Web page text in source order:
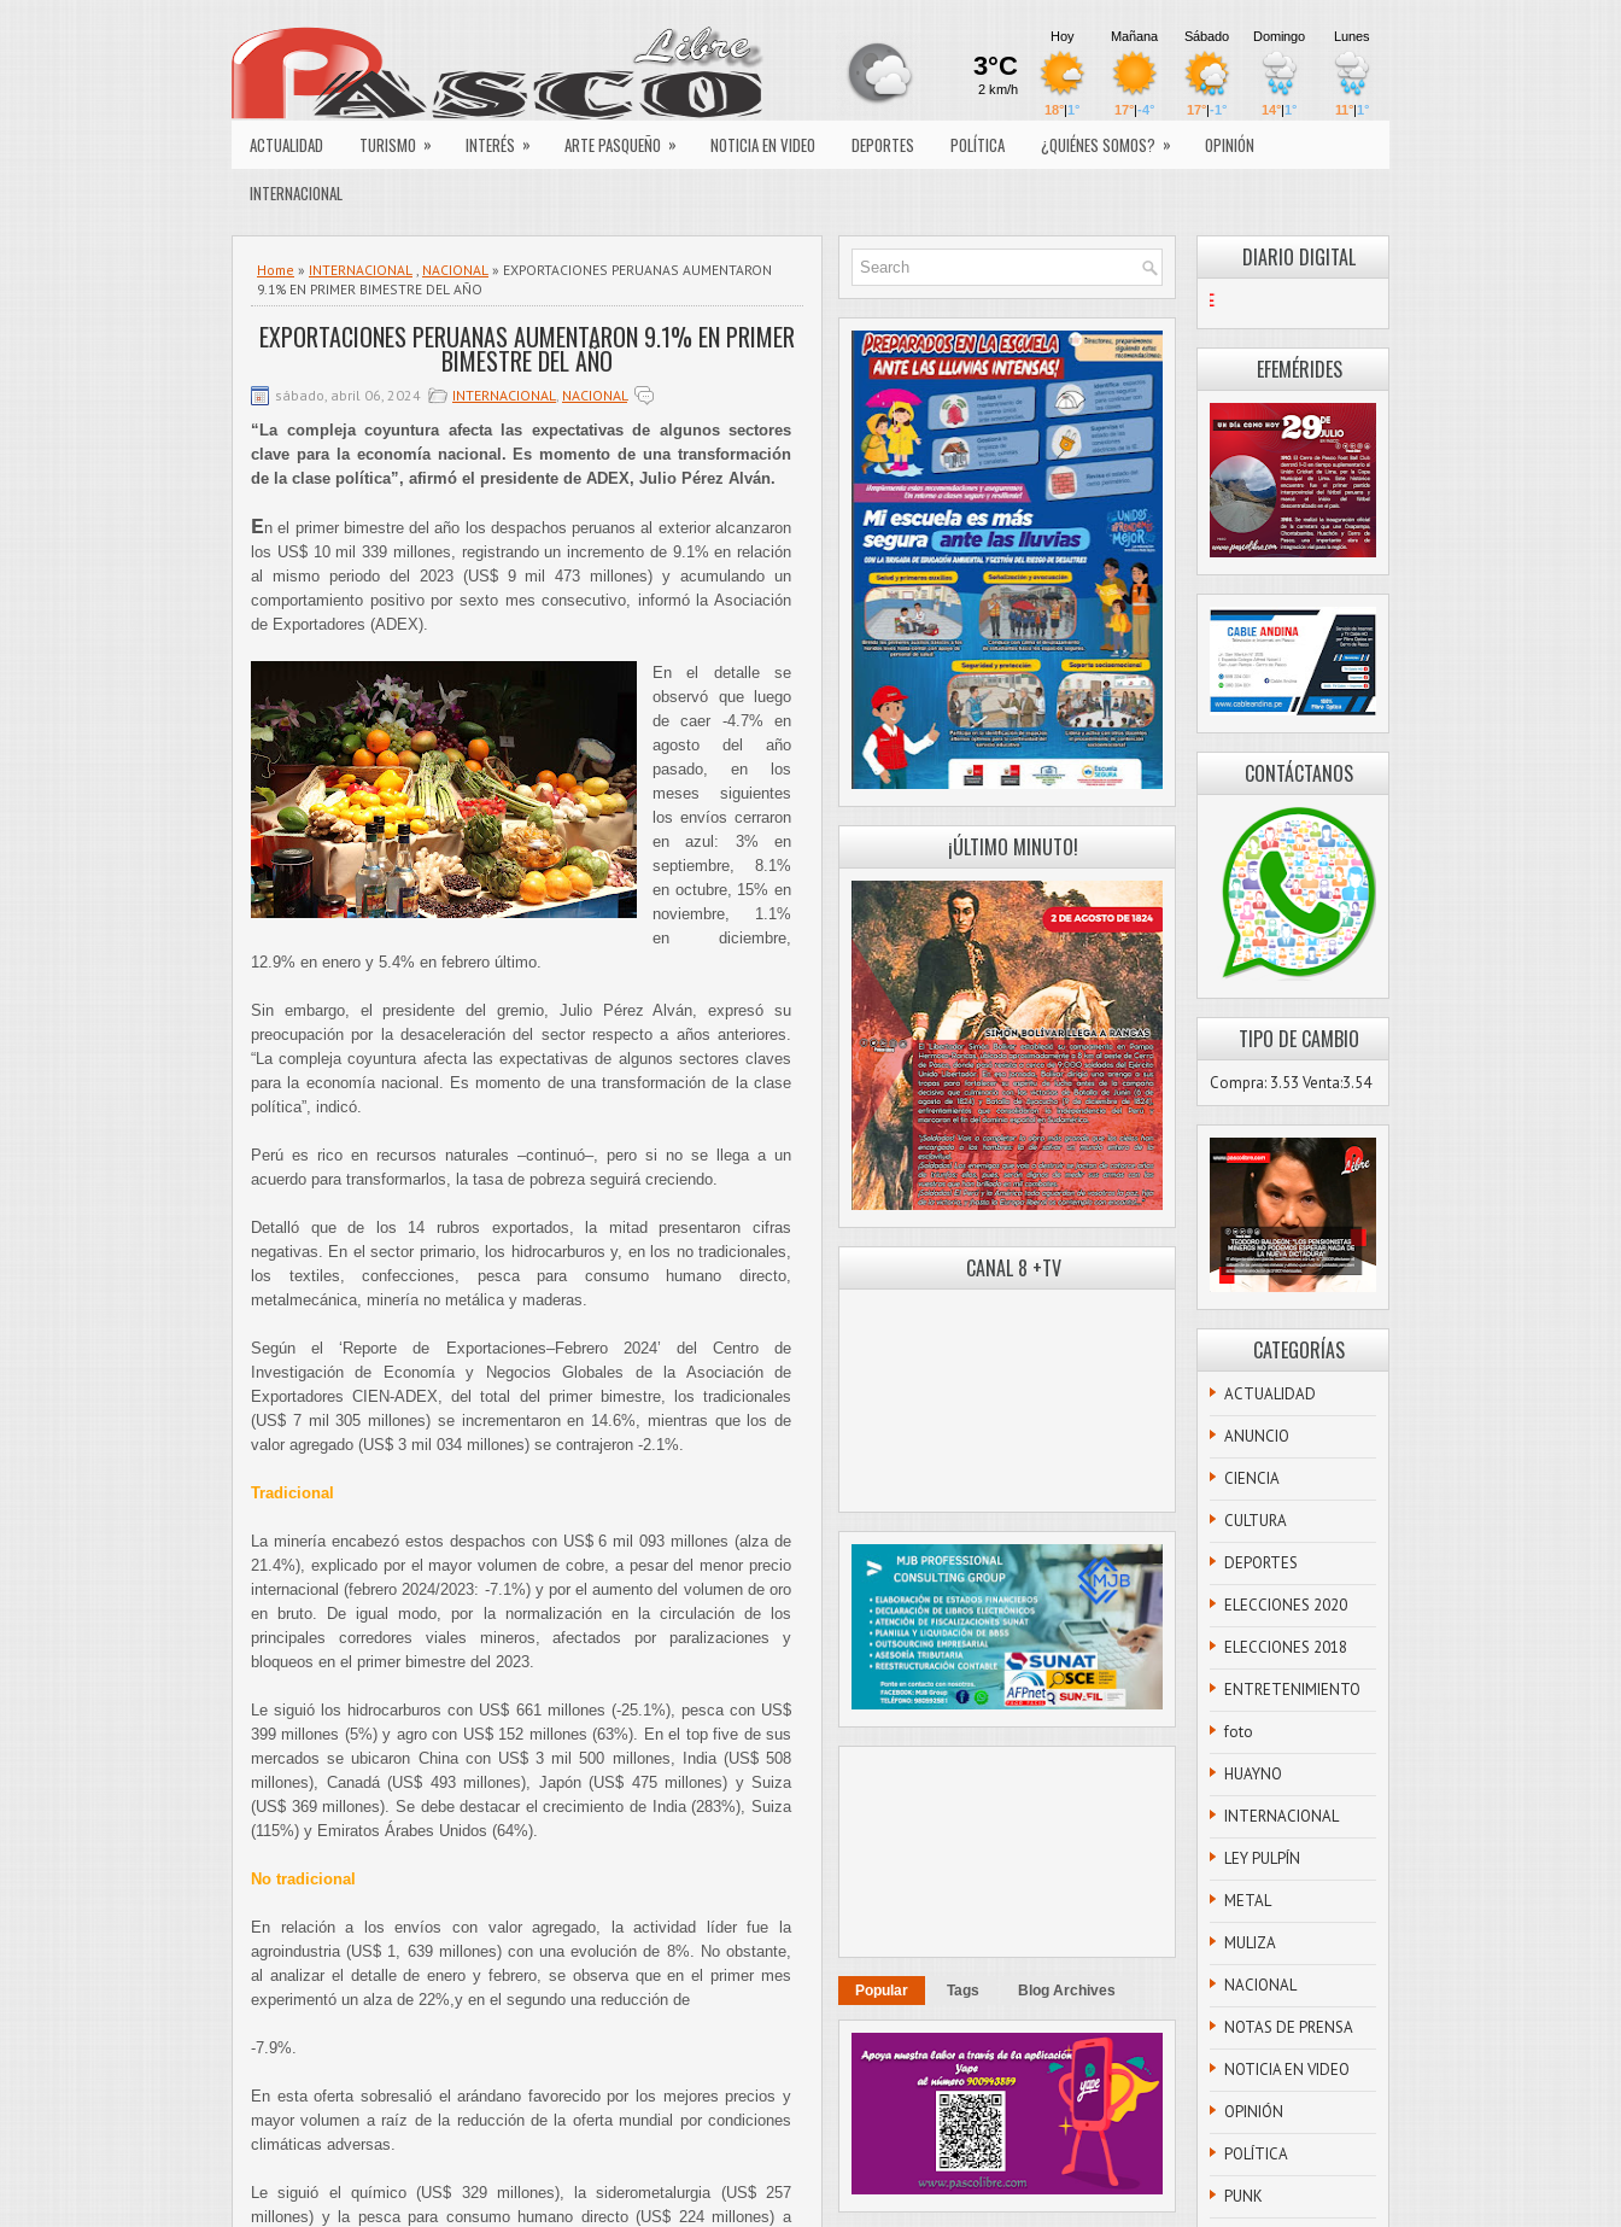
ACTUALIDAD TURISMO » INTERÉS » ARTE PASQUEÑO » NOTICIA EN VIDEO DEPORTES POLÍTICA ¿QUIÉNES SOMOS? »
OPINIÓN
INTERNACIONAL
Home » INTERNACIONAL , NACIONAL » EXPORTACIONES PERUANAS AUMENTARON
9.1% EN PRIMER BIMESTRE DEL AÑO
EXPORTACIONES PERUANAS AUMENTARON 9.1% EN PRIMER
BIMESTRE DEL AÑO
sábado, abril 06, 2024 INTERNACIONAL, NACIONAL
“La compleja coyuntura afecta las expectativas de algunos sectores
clave para la economía nacional. Es momento de una transformación
de la clase política”, afirmó el presidente de ADEX, Julio Pérez Alván.
En el primer bimestre del año los despachos peruanos al exterior alcanzaron
los US$ 10 mil 339 millones, registrando un incremento de 9.1% en relación
al mismo periodo del 2023 (US$ 9 mil 473 millones) y acumulando un
comportamiento positivo por sexto mes consecutivo, informó la Asociación
de Exportadores (ADEX).
En el detalle se
observó que luego
de caer -4.7% en
agosto del año
pasado, en los
meses siguientes
los envíos cerraron
en azul: 3% en
septiembre, 8.1%
en octubre, 15% en
noviembre, 1.1%
en diciembre,
12.9% en enero y 5.4% en febrero último.
Sin embargo, el presidente del gremio, Julio Pérez Alván, expresó su
preocupación por la desaceleración del sector respecto a años anteriores.
“La compleja coyuntura afecta las expectativas de algunos sectores claves
para la economía nacional. Es momento de una transformación de la clase
política”, indicó.
Perú es rico en recursos naturales –continuó–, pero si no se llega a un
acuerdo para transformarlos, la tasa de pobreza seguirá creciendo.
Detalló que de los 14 rubros exportados, la mitad presentaron cifras
negativas. En el sector primario, los hidrocarburos y, en los no tradicionales,
los textiles, confecciones, pesca para consumo humano directo,
metalmecánica, minería no metálica y maderas.
Según el ‘Reporte de Exportaciones–Febrero 2024’ del Centro de
Investigación de Economía y Negocios Globales de la Asociación de
Exportadores CIEN-ADEX, del total del primer bimestre, los tradicionales
(US$ 7 mil 305 millones) se incrementaron en 14.6%, mientras que los de
valor agregado (US$ 3 mil 034 millones) se contrajeron -2.1%.
Tradicional
La minería encabezó estos despachos con US$ 6 mil 093 millones (alza de
21.4%), explicado por el mayor volumen de cobre, a pesar del menor precio
internacional (febrero 2024/2023: -7.1%) y por el aumento del volumen de oro
en bruto. De igual modo, por la normalización en la circulación de los
principales corredores viales mineros, afectados por paralizaciones y
bloqueos en el primer bimestre del 2023.
Le siguió los hidrocarburos con US$ 661 millones (-25.1%), pesca con US$
399 millones (5%) y agro con US$ 152 millones (63%). En el top five de sus
mercados se ubicaron China con US$ 3 mil 500 millones, India (US$ 508
millones), Canadá (US$ 493 millones), Japón (US$ 475 millones) y Suiza
(US$ 369 millones). Se debe destacar el crecimiento de India (283%), Suiza
(115%) y Emiratos Árabes Unidos (64%).
No tradicional
En relación a los envíos con valor agregado, la actividad líder fue la
agroindustria (US$ 1, 639 millones) con una evolución de 8%. No obstante,
al analizar el detalle de enero y febrero, se observa que en el primer mes
experimentó un alza de 22%,y en el segundo una reducción de
-7.9%.
En esta oferta sobresalió el arándano favorecido por los mejores precios y
mayor volumen a raíz de la reducción de la oferta mundial por condiciones
climáticas adversas.
Le siguió el químico (US$ 329 millones), la siderometalurgia (US$ 257
millones) y la pesca para consumo humano directo (US$ 224 millones) a
¡ÚLTIMO MINUTO!
CANAL 8 +TV
Popular Tags Blog Archives
DIARIO DIGITAL
EFEMÉRIDES
CONTÁCTANOS
TIPO DE CAMBIO
Compra: 3.53 Venta:3.54
CATEGORÍAS
ACTUALIDAD
ANUNCIO
CIENCIA
CULTURA
DEPORTES
ELECCIONES 2020
ELECCIONES 2018
ENTRETENIMIENTO
foto
HUAYNO
INTERNACIONAL
LEY PULPÍN
METAL
MULIZA
NACIONAL
NOTAS DE PRENSA
NOTICIA EN VIDEO
OPINIÓN
POLÍTICA
PUNK